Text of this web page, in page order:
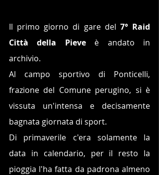
Il primo giorno di gare del 7° Raid
Città della Pieve è andato in
archivio.
Al campo sportivo di Ponticelli,
frazione del Comune perugino, si è
vissuta un'intensa e decisamente
bagnata giornata di sport.
Di primaverile c'era solamente la
data in calendario, per il resto la
pioggia l'ha fatta da padrona almeno